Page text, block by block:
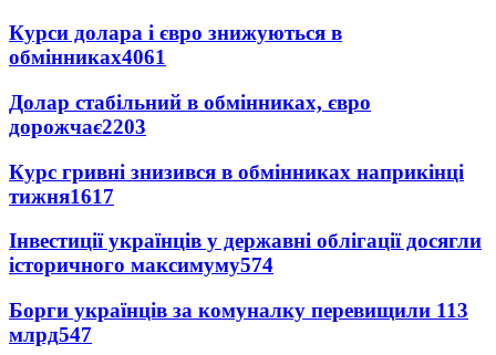
Курси долара і євро знижуються в
обмінниках4061
Долар стабільний в обмінниках, євро
дорожчає2203
Курс гривні знизився в обмінниках наприкінці
тижня1617
Інвестиції українців у державні облігації досягли
історичного максимуму574
Борги українців за комуналку перевищили 113
млрд547